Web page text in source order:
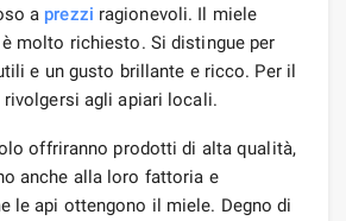
a prezzi ragionevoli. Il miele
molto richiesto. Si distingue per
e un gusto brillante e ricco. Per il
agli apiari locali.
offriranno prodotti di alta qualità,
anche alla loro fattoria e
le api ottengono il miele. Degno di